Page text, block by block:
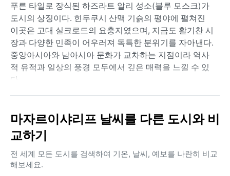
푸른 타일로 장식된 하즈라트 알리 성소(블루 모스크)가
도시의 상징이다. 힌두쿠시 산맥 기슭의 평야에 펼쳐진
이곳은 고대 실크로드의 요충지였으며, 지금도 활기찬 시
장과 다양한 민족이 어우러져 독특한 분위기를 자아낸다.
중앙아시아와 남아시아 문화가 교차하는 지점이라 역사
적 유적과 일상의 풍경 모두에서 깊은 매력을 느낄 수 있
다.
기후는 쾨펜 분류상 BSk, 즉 냉대 스텝 기후에 속한다. 여
는 매우 낮다. 겨울은 한랭해 영하로 떨어지는 날이 많고
간혹 눈이 내리기도 한다. 연 강수량은 200mm 내외로 비
통풍이 잘 되는 옷과 자외선 차단제가 필수며, 겨울에는
방한용 외투와 장갑, 모자를 챙겨야 한다. 먼지가 많은 날
마자르이샤리프 날씨를 다른 도시와 비
교하기
전 세계 모든 도시를 검색하여 기온, 날씨, 예보를 나란히 비교
해보세요.